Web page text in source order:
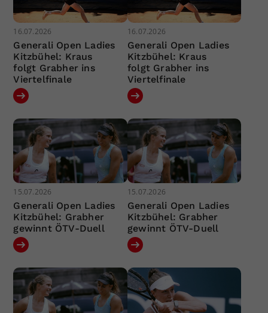
16.07.2026
Generali Open Ladies
Kitzbühel: Kraus
folgt Grabher ins
Viertelfinale
16.07.2026
Generali Open Ladies
Kitzbühel: Kraus
folgt Grabher ins
Viertelfinale
15.07.2026
Generali Open Ladies
Kitzbühel: Grabher
gewinnt ÖTV-Duell
15.07.2026
Generali Open Ladies
Kitzbühel: Grabher
gewinnt ÖTV-Duell